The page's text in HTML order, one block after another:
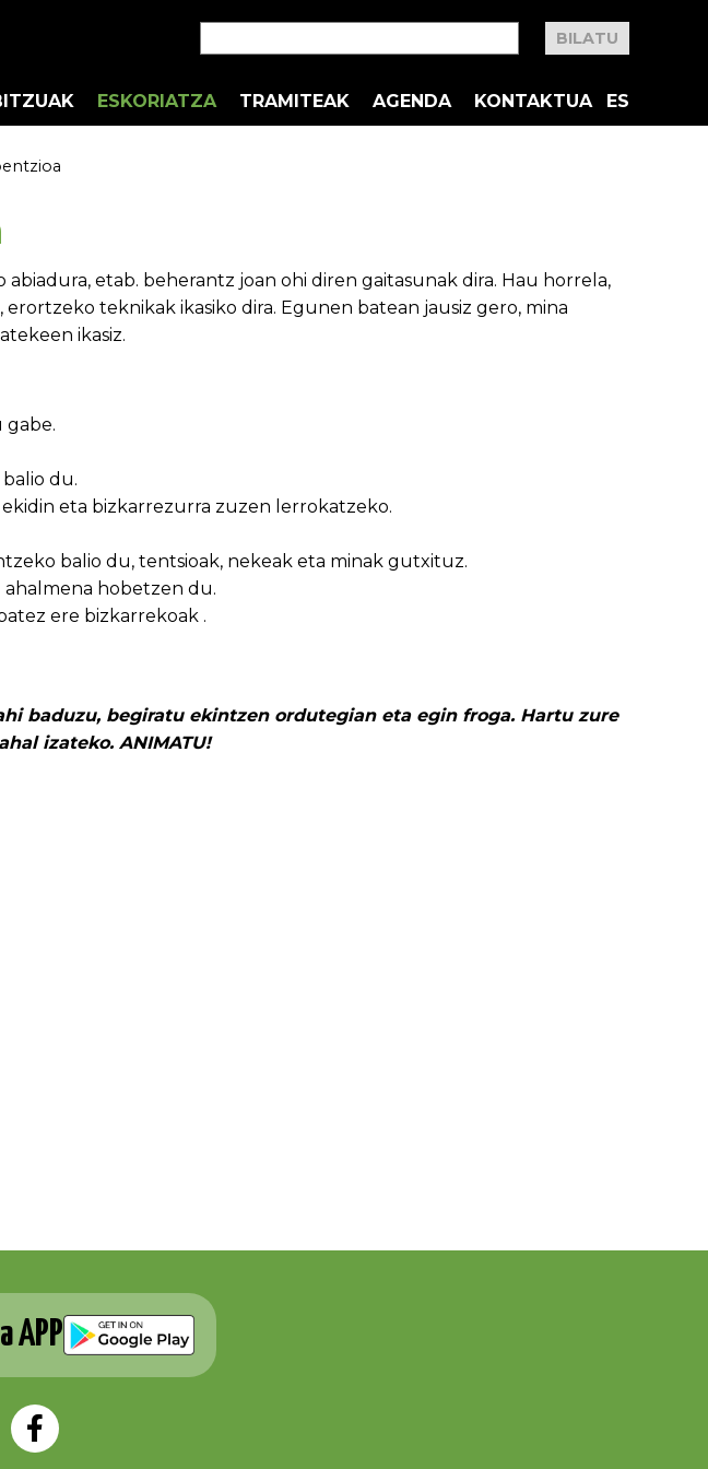
ESKORIATZA TRAMITEAK AGENDA KONTAKTUA ES
etab. beherantz joan ohi diren gaitasunak dira. Hau horrela,
teknikak ikasiko dira. Egunen batean jausiz gero, mina
ikasiz.
du.
eta bizkarrezurra zuzen lerrokatzeko.
balio du, tentsioak, nekeak eta minak gutxituz.
hobetzen du.
ere bizkarrekoak .
baduzu, begiratu ekintzen ordutegian eta egin froga. Hartu zure
izateko. ANIMATU!
APP